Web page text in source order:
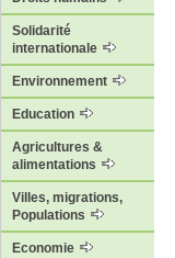
Solidarité
internationale
Environnement
Education
Agricultures &
alimentations
Villes, migrations,
Populations
Economie